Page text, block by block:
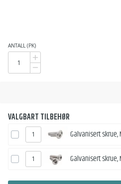
ANTALL (PK)
VALGBART TILBEHØR
Galvanisert skrue,
Galvanisert skrue,